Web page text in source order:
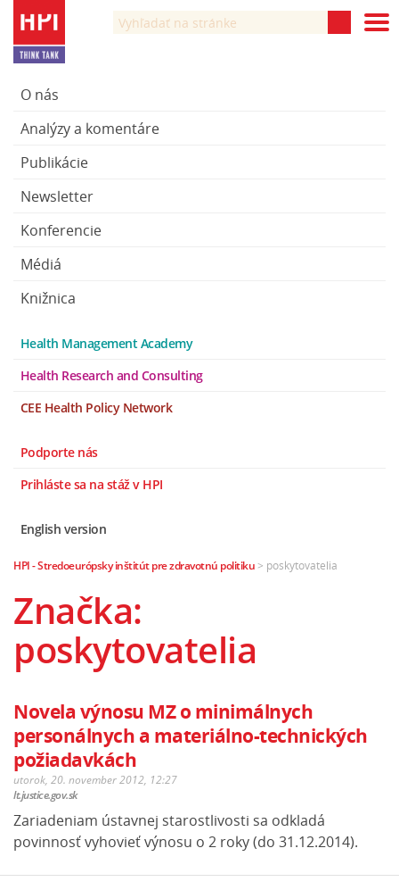
O nás
Analýzy a komentáre
Publikácie
Newsletter
Konferencie
Médiá
Knižnica
Health Management Academy
Health Research and Consulting
CEE Health Policy Network
Podporte nás
Prihláste sa na stáž v HPI
English version
HPI - Stredoeurópsky inštitút pre zdravotnú politiku > poskytovatelia
Značka:
poskytovatelia
Novela výnosu MZ o minimálnych
personálnych a materiálno-technických
požiadavkách
utorok, 20. november 2012, 12:27
lt.justice.gov.sk
Zariadeniam ústavnej starostlivosti sa odkladá
povinnosť vyhovieť výnosu o 2 roky (do 31.12.2014).